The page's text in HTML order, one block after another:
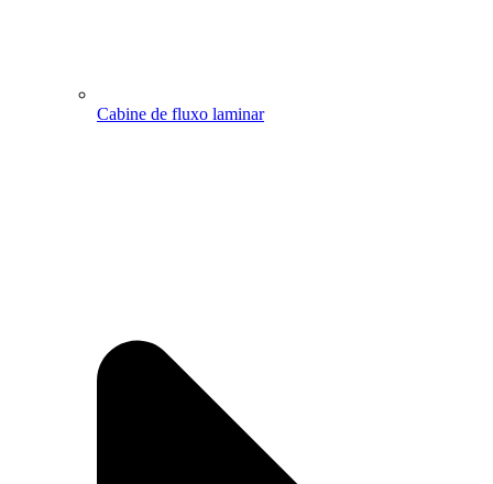
Cabine de fluxo laminar